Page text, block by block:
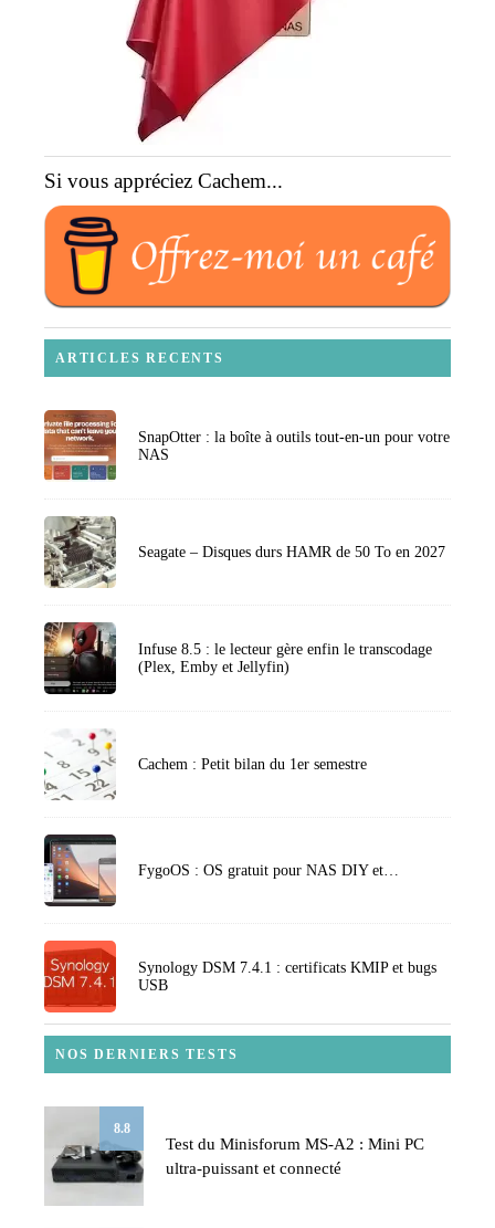
Si vous appréciez Cachem...
ARTICLES RECENTS
SnapOtter : la boîte à outils tout-en-un pour votre
NAS
Seagate – Disques durs HAMR de 50 To en 2027
Infuse 8.5 : le lecteur gère enfin le transcodage
(Plex, Emby et Jellyfin)
Cachem : Petit bilan du 1er semestre
FygoOS : OS gratuit pour NAS DIY et…
Synology DSM 7.4.1 : certificats KMIP et bugs
USB
NOS DERNIERS TESTS
8.8
Test du Minisforum MS-A2 : Mini PC
ultra-puissant et connecté